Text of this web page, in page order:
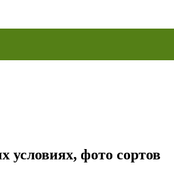
фото сортов